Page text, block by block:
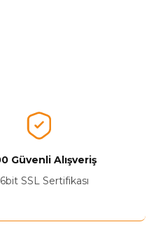
Güvenli Alışveriş
SSL Sertifikası